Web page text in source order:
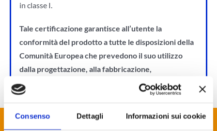
Consenso Dettagli Informazioni sui cookie
in classe I.
Tale certificazione garantisce all’utente la
conformità del prodotto a tutte le disposizioni della
Comunità Europea che prevedono il suo utilizzo
dalla progettazione, alla fabbricazione,
all’immissione sul mercato.